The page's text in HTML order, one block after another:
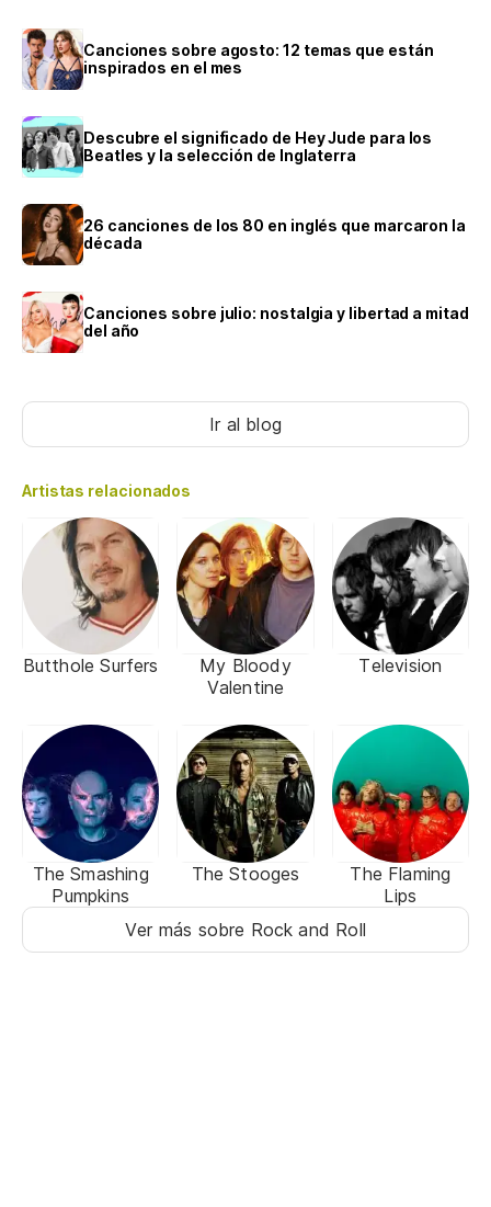
Canciones sobre agosto: 12 temas que están
inspirados en el mes
Descubre el significado de Hey Jude para los
Beatles y la selección de Inglaterra
26 canciones de los 80 en inglés que marcaron la
década
Canciones sobre julio: nostalgia y libertad a mitad
del año
Ir al blog
Artistas relacionados
Butthole Surfers
My Bloody
Valentine
Television
The Smashing
Pumpkins
The Stooges
The Flaming
Lips
Ver más sobre Rock and Roll